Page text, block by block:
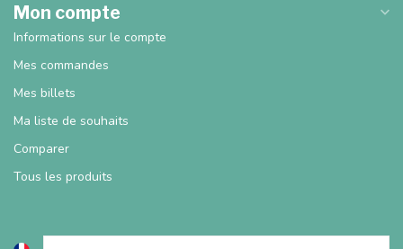
Mon compte
Informations sur le compte
Mes commandes
Mes billets
Ma liste de souhaits
Comparer
Tous les produits